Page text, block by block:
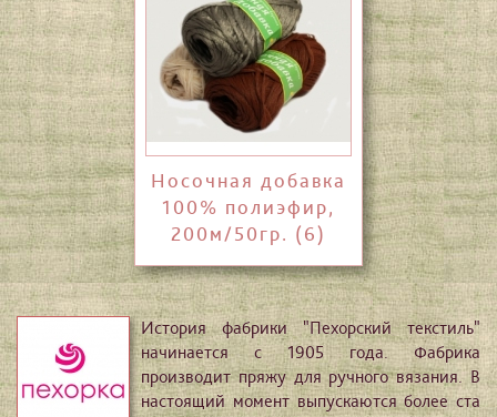
Носочная добавка
100% полиэфир,
200м/50гр. (6)
История фабрики "Пехорский текстиль"
начинается с 1905 года. Фабрика
производит пряжу для ручного вязания. В
настоящий момент выпускаются более ста